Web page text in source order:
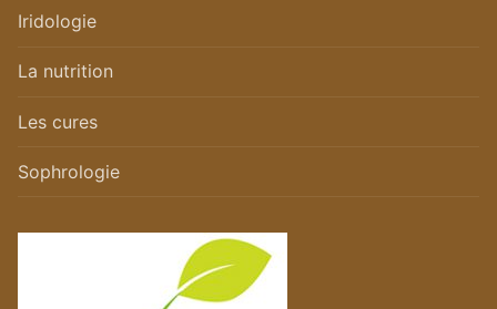
Iridologie
La nutrition
Les cures
Sophrologie